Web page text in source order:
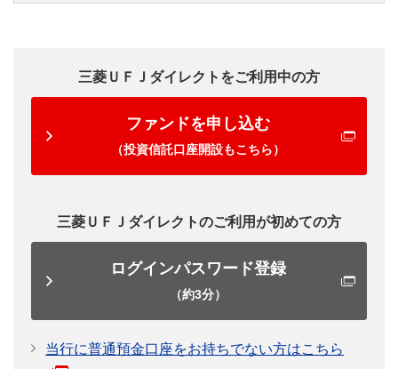
資産形成は難しいと思っている方には、初心者でも始
あなたも投資信託での資産形成を考えてみませんか？
般社団法人投資信託協会」
全国の20歳～79歳の男女個人が対象
運用初心者の方でも、投資信託を始めやすい理由
くわしく見る
運用計画の立て方やファンドの選び方、購入後のチェ
投資信託の選び方
投資信託購入後の
チェックポイント
目論見書・報告書の
見方・読み方
三菱ＵＦＪダイレクトをご利用中の方
ファンドを申し込む
（投資信託口座開設もこちら）
三菱ＵＦＪダイレクトのご利用が初めての方
ログインパスワード登録
（約3分）
当行に普通預金口座をお持ちでない方はこちら